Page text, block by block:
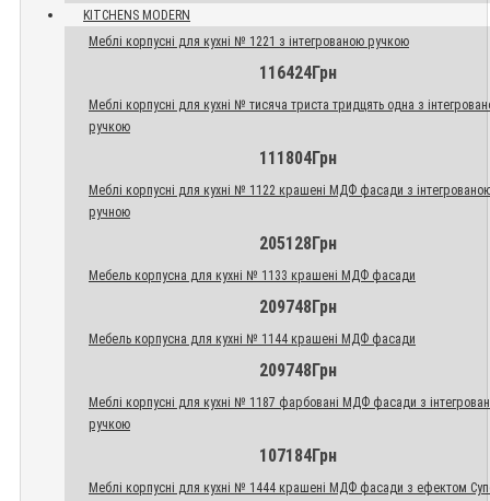
KITCHENS MODERN
Меблі корпусні для кухні № 1221 з інтегрованою ручкою
116424Грн
Меблі корпусні для кухні № тисяча триста тридцять одна з
ручкою
111804Грн
Меблі корпусні для кухні № 1122 крашені МДФ фасади з
ручною
205128Грн
Мебель корпусна для кухні № 1133 крашені МДФ фасади
209748Грн
Мебель корпусна для кухні № 1144 крашені МДФ фасади
209748Грн
Меблі корпусні для кухні № 1187 фарбовані МДФ фасади з
ручкою
107184Грн
Меблі корпусні для кухні № 1444 крашені МДФ фасади з ефектом